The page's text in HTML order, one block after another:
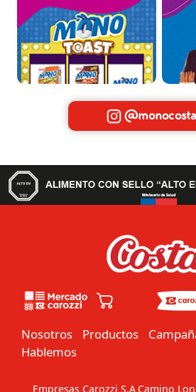
Nosotros Productos
Hablemos
Empresas Carozzi S.A Camino